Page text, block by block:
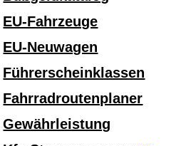
EU-Fahrzeuge
EU-Neuwagen
Führerscheinklassen
Fahrradroutenplaner
Gewährleistung